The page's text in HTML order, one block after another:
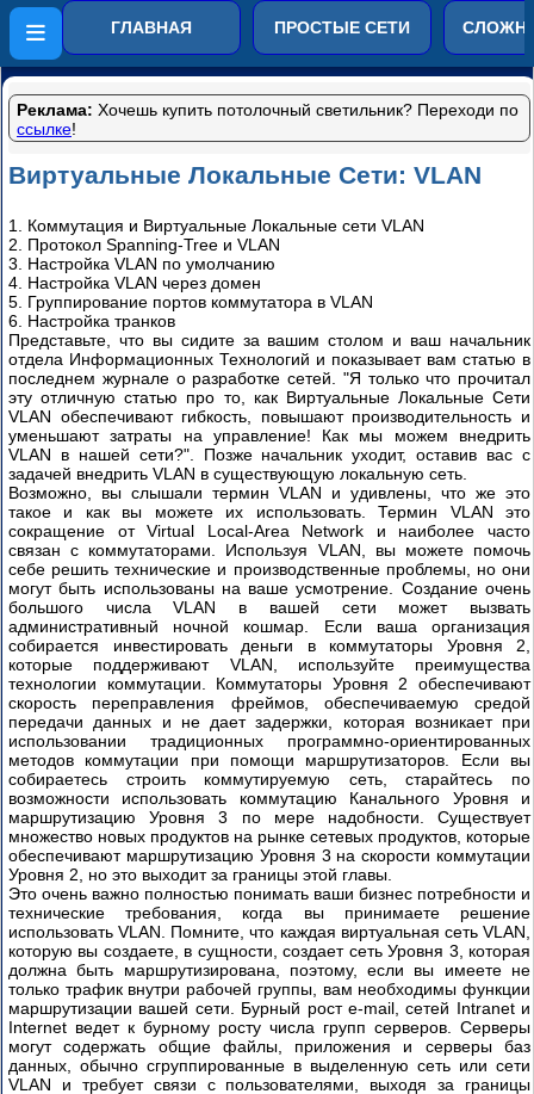
Компьютерные сети от
простого к сложному
ГЛАВНАЯ ПРОСТЫЕ СЕТИ
Реклама: Хочешь купить потолочный светильник? Переходи по
ссылке!
Виртуальные Локальные Сети: VLAN
1. Коммутация и Виртуальные Локальные сети VLAN
2. Протокол Spanning-Tree и VLAN
3. Настройка VLAN по умолчанию
4. Настройка VLAN через домен
5. Группирование портов коммутатора в VLAN
6. Настройка транков
Представьте, что вы сидите за вашим столом и ваш начальник
отдела Информационных Технологий и показывает вам статью в
последнем журнале о разработке сетей. "Я только что прочитал
эту отличную статью про то, как Виртуальные Локальные Сети
VLAN обеспечивают гибкость, повышают производительность и
уменьшают затраты на управление! Как мы можем внедрить
VLAN в нашей сети?". Позже начальник уходит, оставив вас с
задачей внедрить VLAN в существующую локальную сеть.
Возможно, вы слышали термин VLAN и удивлены, что же это
такое и как вы можете их использовать. Термин VLAN это
сокращение от Virtual Local-Area Network и наиболее часто
связан с коммутаторами. Используя VLAN, вы можете помочь
себе решить технические и производственные проблемы, но они
могут быть использованы на ваше усмотрение. Создание очень
большого числа VLAN в вашей сети может вызвать
административный ночной кошмар. Если ваша организация
собирается инвестировать деньги в коммутаторы Уровня 2,
которые поддерживают VLAN, используйте преимущества
технологии коммутации. Коммутаторы Уровня 2 обеспечивают
скорость переправления фреймов, обеспечиваемую средой
передачи данных и не дает задержки, которая возникает при
использовании традиционных программно-ориентированных
методов коммутации при помощи маршрутизаторов. Если вы
собираетесь строить коммутируемую сеть, старайтесь по
возможности использовать коммутацию Канального Уровня и
маршрутизацию Уровня 3 по мере надобности. Существует
множество новых продуктов на рынке сетевых продуктов, которые
обеспечивают маршрутизацию Уровня 3 на скорости коммутации
Уровня 2, но это выходит за границы этой главы.
Это очень важно полностью понимать ваши бизнес потребности и
технические требования, когда вы принимаете решение
использовать VLAN. Помните, что каждая виртуальная сеть VLAN,
которую вы создаете, в сущности, создает сеть Уровня 3, которая
должна быть маршрутизирована, поэтому, если вы имеете не
только трафик внутри рабочей группы, вам необходимы функции
маршрутизации вашей сети. Бурный рост e-mail, сетей Intranet и
Internet ведет к бурному росту числа групп серверов. Серверы
могут содержать общие файлы, приложения и серверы баз
данных, обычно сгруппированные в выделенную сеть или сети
VLAN и требует связи с пользователями, выходя за границы
Конфигурация
Cisco
Catalyst
2900-
3500XL
через
интерфейс
и
терминал
Часть
1
Часть
2
Часть
3
Часть
4
Часть
5
Виртуальные
Локальные
Сети:
VLAN
Часть
1
Часть
2
Часть
3
Установка
и
настройка
коммутаторов
Cisco
Catalyst
2900XL
И
3500